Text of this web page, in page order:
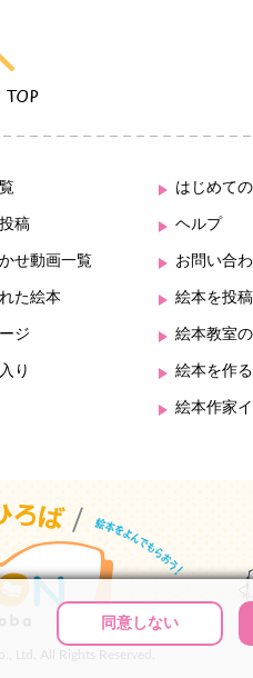
稿
せ動画一覧
た絵本
ジ
り
はじめて
ヘルプ
お問い合
絵本を投
絵本教室
絵本を作
絵本作家
Ltd. All Rights Reserved.
同意しない